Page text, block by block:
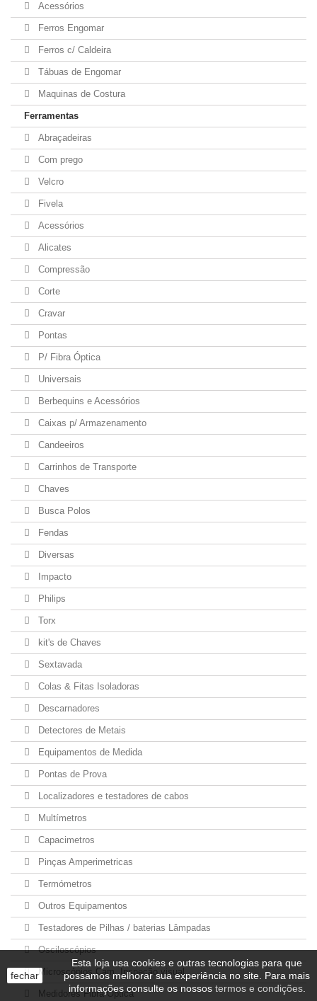
Acessórios
Ferros Engomar
Ferros c/ Caldeira
Tábuas de Engomar
Maquinas de Costura
Ferramentas
Abraçadeiras
Com prego
Velcro
Fivela
Acessórios
Alicates
Compressão
Corte
Cravar
Pontas
P/ Fibra Óptica
Universais
Berbequins e Acessórios
Caixas p/ Armazenamento
Candeeiros
Carrinhos de Transporte
Chaves
Busca Polos
Fendas
Diversas
Impacto
Philips
Torx
kit's de Chaves
Sextavada
Colas & Fitas Isoladoras
Descarnadores
Detectores de Metais
Equipamentos de Medida
Pontas de Prova
Localizadores e testadores de cabos
Multímetros
Capacimetros
Pinças Amperimetricas
Termómetros
Outros Equipamentos
Testadores de Pilhas / baterias Lâmpadas
Osciloscópios
Microscópios Cam. Inspeção visual
Medidores Fibra Óptica
fechar
Esta loja usa cookies e outras tecnologias para que
possamos melhorar sua experiência no site. Para mais
informações consulte os nossos termos e condições.